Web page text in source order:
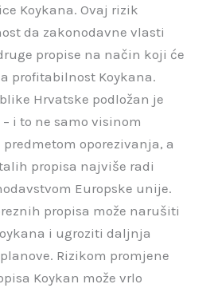
Koykana. Ovaj rizik
da zakonodavne vlasti
propise na način koji će
profitabilnost Koykana.
Hrvatske podložan je
i to ne samo visinom
oporezivanja, a
propisa najviše radi
Europske unije.
propisa može narušiti
i ugroziti daljnja
Rizikom promjene
Koykan može vrlo